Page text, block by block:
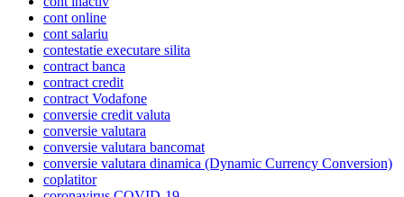
cont online
cont salariu
contestatie executare silita
contract banca
contract credit
contract Vodafone
conversie credit valuta
conversie valutara
conversie valutara bancomat
conversie valutara dinamica (Dynamic Currency Conversion)
coplatitor